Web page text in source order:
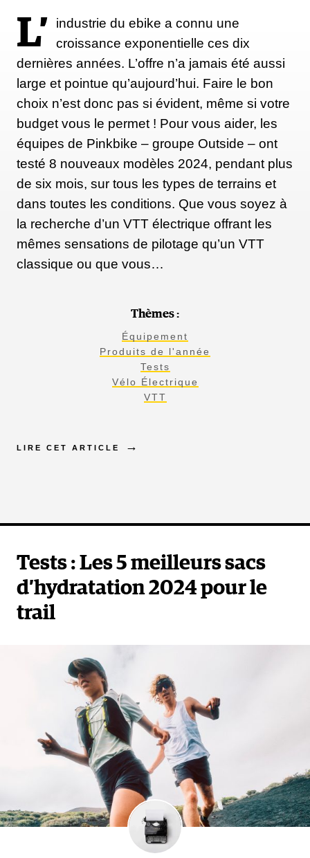
L’
industrie du ebike a connu une
croissance exponentielle ces dix
dernières années. L’offre n’a jamais été aussi
large et pointue qu’aujourd’hui. Faire le bon
choix n’est donc pas si évident, même si votre
budget vous le permet ! Pour vous aider, les
équipes de Pinkbike – groupe Outside – ont
testé 8 nouveaux modèles 2024, pendant plus
de six mois, sur tous les types de terrains et
dans toutes les conditions. Que vous soyez à
la recherche d’un VTT électrique offrant les
mêmes sensations de pilotage qu’un VTT
classique ou que vous…
Thèmes :
Équipement
Produits de l'année
Tests
Vélo Électrique
VTT
LIRE CET ARTICLE
Tests : Les 5 meilleurs sacs
d’hydratation 2024 pour le
trail